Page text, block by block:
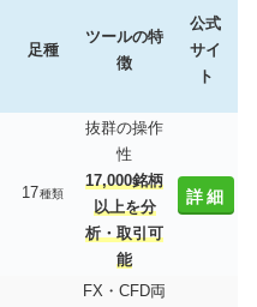
足種
ツールの特
徴
公式
サイ
ト
17種類
抜群の操作
性
17,000銘柄
以上を分
析・取引可
能
詳細
FX・CFD両